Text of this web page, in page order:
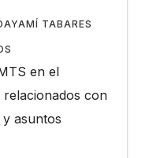
TABARES
en el
con
asuntos